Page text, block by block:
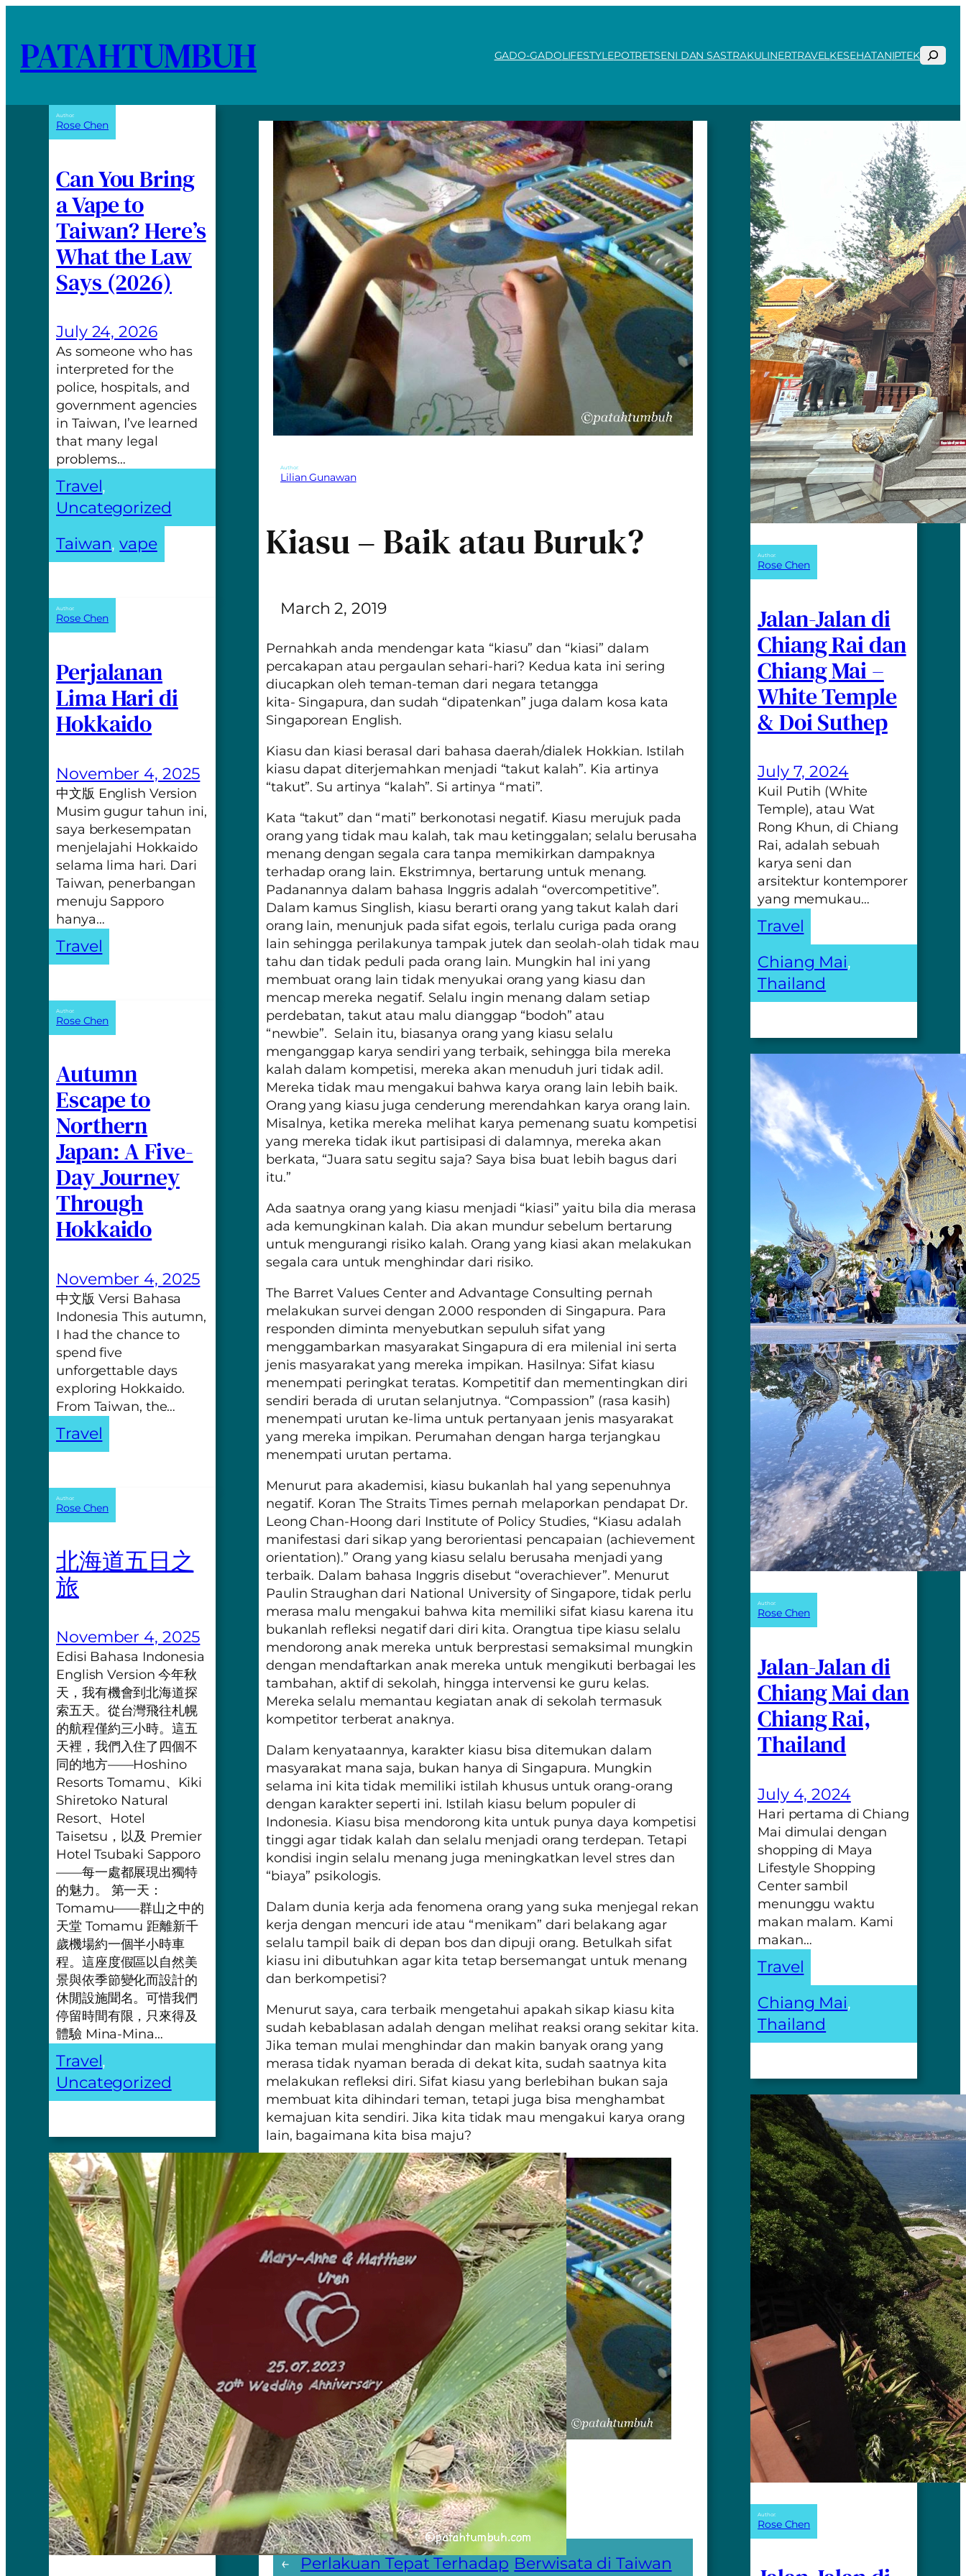
PATAHTUMBUH GADO-GADOLIFESTYLEPOTRETSENI DAN SASTRAKULINERTRAVELKESEHATANIPTEKSearch
Author:
Rose Chen
Can You Bring
a Vape to
Taiwan? Here’s
What the Law
Says (2026)
July 24, 2026
As someone who has
interpreted for the
police, hospitals, and
government agencies
in Taiwan, I’ve learned
that many legal
problems…
Travel
Uncategorized
Taiwan, vape
Author:
Rose Chen
Perjalanan
Lima Hari di
Hokkaido
November 4, 2025
中文版 English Version
Musim gugur tahun ini,
saya berkesempatan
menjelajahi Hokkaido
selama lima hari. Dari
Taiwan, penerbangan
menuju Sapporo
hanya…
Travel
Author:
Rose Chen
Autumn
Escape to
Northern
Japan: A Five-
Day Journey
Through
Hokkaido
November 4, 2025
中文版 Versi Bahasa
Indonesia This autumn,
I had the chance to
spend five
unforgettable days
exploring Hokkaido.
From Taiwan, the…
Travel
Author:
Rose Chen
北海道五日之
旅
November 4, 2025
Edisi Bahasa Indonesia
English Version 今年秋
天，我有機會到北海道探
索五天。從台灣飛往札幌
的航程僅約三小時。這五
天裡，我們入住了四個不
同的地方——Hoshino
Resorts Tomamu、Kiki
Shiretoko Natural
Resort、Hotel
Taisetsu，以及 Premier
Hotel Tsubaki Sapporo
——每一處都展現出獨特
的魅力。 第一天：
Tomamu——群山之中的
天堂 Tomamu 距離新千
歲機場約一個半小時車
程。這座度假區以自然美
景與依季節變化而設計的
休閒設施聞名。可惜我們
停留時間有限，只來得及
體驗 Mina-Mina…
Travel
Uncategorized
Author:
Lilian Gunawan
Kiasu – Baik atau Buruk?
March 2, 2019
Pernahkah anda mendengar kata “kiasu” dan “kiasi” dalam
percakapan atau pergaulan sehari-hari? Kedua kata ini sering
diucapkan oleh teman-teman dari negara tetangga
kita- Singapura, dan sudah “dipatenkan” juga dalam kosa kata
Singaporean English.
Kiasu dan kiasi berasal dari bahasa daerah/dialek Hokkian. Istilah
kiasu dapat diterjemahkan menjadi “takut kalah”. Kia artinya
“takut”. Su artinya “kalah”. Si artinya “mati”.
Kata “takut” dan “mati” berkonotasi negatif. Kiasu merujuk pada
orang yang tidak mau kalah, tak mau ketinggalan; selalu berusaha
menang dengan segala cara tanpa memikirkan dampaknya
terhadap orang lain. Ekstrimnya, bertarung untuk menang.
Padanannya dalam bahasa Inggris adalah “overcompetitive”.
Dalam kamus Singlish, kiasu berarti orang yang takut kalah dari
orang lain, menunjuk pada sifat egois, terlalu curiga pada orang
lain sehingga perilakunya tampak jutekdan seolah-olah tidak mau
tahu dan tidak peduli pada orang lain. Mungkin hal ini yang
membuat orang lain tidak menyukai orang yang kiasu dan
mencap mereka negatif. Selalu ingin menang dalam setiap
perdebatan, takut atau malu dianggap “bodoh” atau
“newbie”. Selain itu, biasanya orang yang kiasu selalu
menganggap karya sendiri yang terbaik, sehingga bila mereka
kalah dalam kompetisi, mereka akan menuduh juri tidak adil.
Mereka tidak mau mengakui bahwa karya orang lain lebih baik.
Orang yang kiasu juga cenderung merendahkan karya orang lain.
Misalnya, ketika mereka melihat karya pemenang suatu kompetisi
yang mereka tidak ikut partisipasi di dalamnya, mereka akan
berkata, “Juara satu segitu saja? Saya bisa buat lebih bagus dari
itu.”
Ada saatnya orang yang kiasu menjadi “kiasi” yaitu bila dia merasa
ada kemungkinan kalah. Dia akan mundur sebelum bertarung
untuk mengurangi risiko kalah. Orang yang kiasi akan melakukan
segala cara untuk menghindar dari risiko.
The Barret Values Center and Advantage Consulting pernah
melakukan survei dengan 2.000 responden di Singapura. Para
responden diminta menyebutkan sepuluh sifat yang
menggambarkan masyarakat Singapura di era milenial ini serta
jenis masyarakat yang mereka impikan. Hasilnya: Sifat kiasu
menempati peringkat teratas. Kompetitif dan mementingkan diri
sendiri berada di urutan selanjutnya. “Compassion” (rasa kasih)
menempati urutan ke-lima untuk pertanyaan jenis masyarakat
yang mereka impikan. Perumahan dengan harga terjangkau
menempati urutan pertama.
Menurut para akademisi, kiasu bukanlah hal yang sepenuhnya
negatif. Koran The Straits Times pernah melaporkan pendapat Dr.
Leong Chan-Hoong dari Institute of Policy Studies, “Kiasu adalah
manifestasi dari sikap yang berorientasi pencapaian (achievement
orientation).” Orang yang kiasu selalu berusaha menjadi yang
terbaik. Dalam bahasa Inggris disebut “overachiever”. Menurut
Paulin Straughan dari National University of Singapore, tidak perlu
merasa malu mengakui bahwa kita memiliki sifat kiasu karena itu
bukanlah refleksi negatif dari diri kita. Orangtua tipe kiasu selalu
mendorong anak mereka untuk berprestasi semaksimal mungkin
dengan mendaftarkan anak mereka untuk mengikuti berbagai les
tambahan, aktif di sekolah, hingga intervensi ke guru kelas.
Mereka selalu memantau kegiatan anak di sekolah termasuk
kompetitor terberat anaknya.
Dalam kenyataannya, karakter kiasu bisa ditemukan dalam
masyarakat mana saja, bukan hanya di Singapura. Mungkin
selama ini kita tidak memiliki istilah khusus untuk orang-orang
dengan karakter seperti ini. Istilah kiasu belum populer di
Indonesia. Kiasu bisa mendorong kita untuk punya daya kompetisi
tinggi agar tidak kalah dan selalu menjadi orang terdepan. Tetapi
kondisi ingin selalu menang juga meningkatkan level stres dan
“biaya” psikologis.
Dalam dunia kerja ada fenomena orang yang suka menjegal rekan
kerja dengan mencuri ide atau “menikam” dari belakang agar
selalu tampil baik di depan bos dan dipuji orang. Betulkah sifat
kiasu ini dibutuhkan agar kita tetap bersemangat untuk menang
dan berkompetisi?
Menurut saya, cara terbaik mengetahui apakah sikap kiasu kita
sudah kebablasan adalah dengan melihat reaksi orang sekitar kita.
Jika teman mulai menghindar dan makin banyak orang yang
merasa tidak nyaman berada di dekat kita, sudah saatnya kita
melakukan refleksi diri. Sifat kiasu yang berlebihan bukan saja
membuat kita dihindari teman, tetapi juga bisa menghambat
kemajuan kita sendiri. Jika kita tidak mau mengakui karya orang
lain, bagaimana kita bisa maju?
Lifestyle
Kiasu
←
Perlakuan Tepat Terhadap Berwisata di Taiwan
Author:
Rose Chen
Jalan-Jalan di
Chiang Rai dan
Chiang Mai –
White Temple
& Doi Suthep
July 7, 2024
Kuil Putih (White
Temple), atau Wat
Rong Khun, di Chiang
Rai, adalah sebuah
karya seni dan
arsitektur kontemporer
yang memukau…
Travel
Chiang Mai
Thailand
Author:
Rose Chen
Jalan-Jalan di
Chiang Mai dan
Chiang Rai,
Thailand
July 4, 2024
Hari pertama di Chiang
Mai dimulai dengan
shopping di Maya
Lifestyle Shopping
Center sambil
menunggu waktu
makan malam. Kami
makan…
Travel
Chiang Mai
Thailand
Author:
Rose Chen